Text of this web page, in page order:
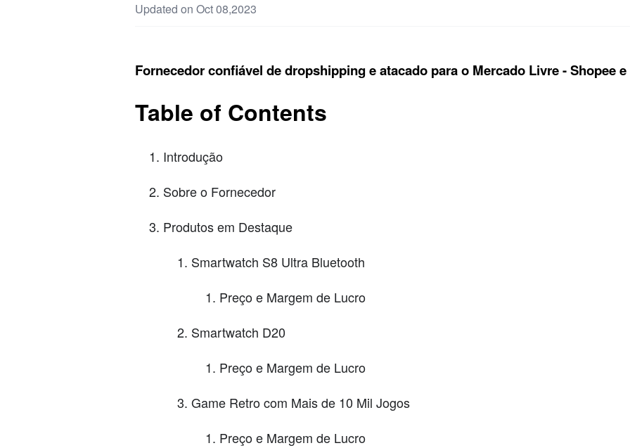
Updated on Oct 08,2023
Fornecedor confiável de dropshipping e atacado para o Mercado Livre - Shopee
Table of Contents
Introdução
Sobre o Fornecedor
Produtos em Destaque
Smartwatch S8 Ultra Bluetooth
Preço e Margem de Lucro
Smartwatch D20
Preço e Margem de Lucro
Game Retro com Mais de 10 Mil Jogos
Preço e Margem de Lucro